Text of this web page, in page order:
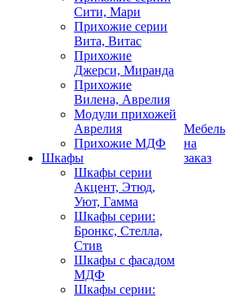
Сити, Мари
Прихожие серии
Вита, Витас
Прихожие
Джерси, Миранда
Прихожие
Вилена, Аврелия
Модули прихожей
Аврелия
Прихожие МДФ
Шкафы
Шкафы серии
Акцент, Этюд,
Уют, Гамма
Шкафы серии:
Бронкс, Стелла,
Стив
Шкафы с фасадом
МДФ
Шкафы серии:
Мебель
на
заказ